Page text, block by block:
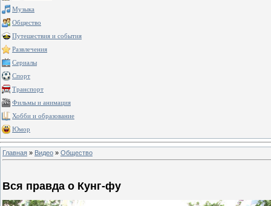
Музыка
Общество
Путешествия и события
Развлечения
Сериалы
Спорт
Транспорт
Фильмы и анимация
Хобби и образование
Юмор
Главная » Видео » Общество
Вся правда о Кунг-фу